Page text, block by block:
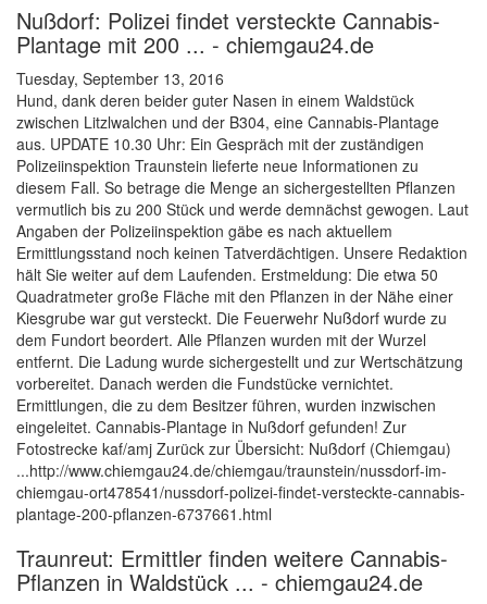
Nußdorf: Polizei findet versteckte Cannabis-
Plantage mit 200 ... - chiemgau24.de
Tuesday, September 13, 2016
Hund, dank deren beider guter Nasen in einem Waldstück
zwischen Litzlwalchen und der B304, eine Cannabis-Plantage
aus. UPDATE 10.30 Uhr: Ein Gespräch mit der zuständigen
Polizeiinspektion Traunstein lieferte neue Informationen zu
diesem Fall. So betrage die Menge an sichergestellten Pflanzen
vermutlich bis zu 200 Stück und werde demnächst gewogen. Laut
Angaben der Polizeiinspektion gäbe es nach aktuellem
Ermittlungsstand noch keinen Tatverdächtigen. Unsere Redaktion
hält Sie weiter auf dem Laufenden. Erstmeldung: Die etwa 50
Quadratmeter große Fläche mit den Pflanzen in der Nähe einer
Kiesgrube war gut versteckt. Die Feuerwehr Nußdorf wurde zu
dem Fundort beordert. Alle Pflanzen wurden mit der Wurzel
entfernt. Die Ladung wurde sichergestellt und zur Wertschätzung
vorbereitet. Danach werden die Fundstücke vernichtet.
Ermittlungen, die zu dem Besitzer führen, wurden inzwischen
eingeleitet. Cannabis-Plantage in Nußdorf gefunden! Zur
Fotostrecke kaf/amj Zurück zur Übersicht: Nußdorf (Chiemgau)
...http://www.chiemgau24.de/chiemgau/traunstein/nussdorf-im-
chiemgau-ort478541/nussdorf-polizei-findet-versteckte-cannabis-
plantage-200-pflanzen-6737661.html
Traunreut: Ermittler finden weitere Cannabis-
Pflanzen in Waldstück ... - chiemgau24.de